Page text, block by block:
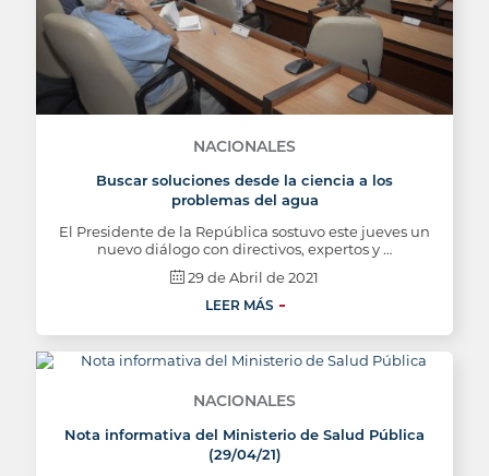
NACIONALES
Buscar soluciones desde la ciencia a los
problemas del agua
El Presidente de la República sostuvo este jueves un
nuevo diálogo con directivos, expertos y …
29 de Abril de 2021
LEER MÁS
NACIONALES
Nota informativa del Ministerio de Salud Pública
(29/04/21)